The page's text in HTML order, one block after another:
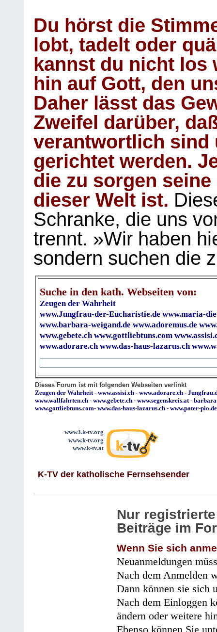
Du hörst die
lobt, tadelt oder
kannst du nicht los
hin auf Gott, den
Daher lässt das
Zweifel darüber,
verantwortlich sind
gerichtet werden.
die zu sorgen
dieser Welt ist.
Schranke, die uns
trennt. »Wir haben
sondern suchen die
Suche in den kath. Webseiten von:
Zeugen der Wahrheit
www.Jungfrau-der-Eucharistie.de www.maria-
www.barbara-weigand.de www.adoremus.de
www.gebete.ch www.gottliebtuns.com
www.adorare.ch www.das-haus-lazarus.ch
Dieses Forum ist mit folgenden Webseiten verlinkt
Zeugen der Wahrheit- www.assisi.ch - www.adorare.ch -
www.wallfahrten.ch - www.gebete.ch - www.segenskreis.at-
www.gottliebtuns.com- www.das-haus-lazarus.ch - www.pater-pio.de
www3.k-tv.org
www.k-tv.org
www.k-tv.at
K-TV der katholische Fernsehsender
Nur
Beiträge im
Wenn Sie sich
Neuanmeldungen
Nach dem Anmelden
Dann können sie sich
Nach dem Einloggen
ändern oder weitere
Ebenso können Sie